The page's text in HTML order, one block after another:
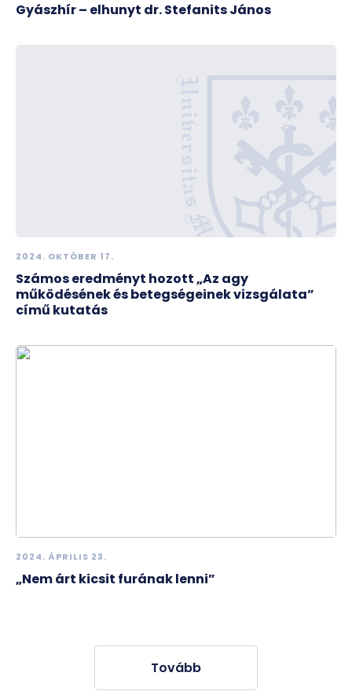
Gyászhír – elhunyt dr. Stefanits János
2024. OKTÓBER 17.
Számos eredményt hozott „Az agy
működésének és betegségeinek vizsgálata”
című kutatás
2024. ÁPRILIS 23.
„Nem árt kicsit furának lenni”
Tovább